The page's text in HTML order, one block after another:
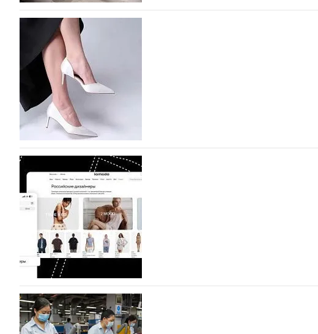
На участие в Московской неделе моды подано 1047
На участие в седьмой Московской неделе моды, которая пройдет
октября, уже подано 1047 заявок. Примерно половину из них
которых не были представлены в…
07.08.2026 179
BALLINA представит свои новинки на Euro Shoes
Компания BALLINA Guangzhou Lihuang Footwear Co., Ltd.,
Гуанчжоу, столице моды Китая, является профессиональной
разработку, производство и…
07.08.2026 159
На платформе Lamoda - новый раздел и условия
дизайнерских марок